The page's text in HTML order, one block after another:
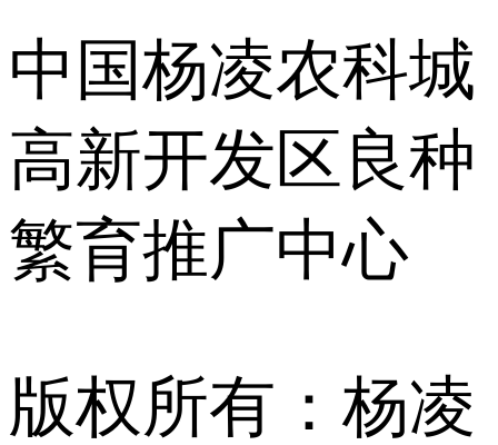
中国杨凌农科城
高新开发区良种
繁育推广中心
版权所有：杨凌